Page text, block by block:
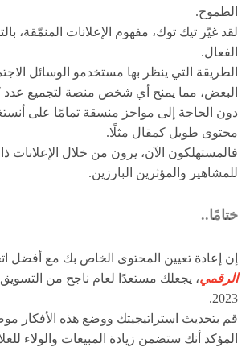
الطموح.
لقد غيّر تيك توك، مفهوم الإعلانات المنمّقة،
الفعال.
الطريقة التي ينظر بها مستخدمو الوسائل
البعض، مما يمنح أي شخص منصة لتجميع عدد
دون الحاجة إلى مواجز منسقة تمامًا على
محتوى طويل كمقال مثلًا.
فالمستهلكون الآن، يرون من خلال الإعلانات
للمشاهير والمؤثرين البارزين.
ختامًا..
إن إعادة تعيين المحتوى الخاص بك مع أفضل
الرقمي، يجعلك مستعدًا لعام ناجح من
2023.
قم بتحديث استراتيجيتك ووضع هذه الأفكار
المؤكد أنك ستضمن زيادة المبيعات والولاء